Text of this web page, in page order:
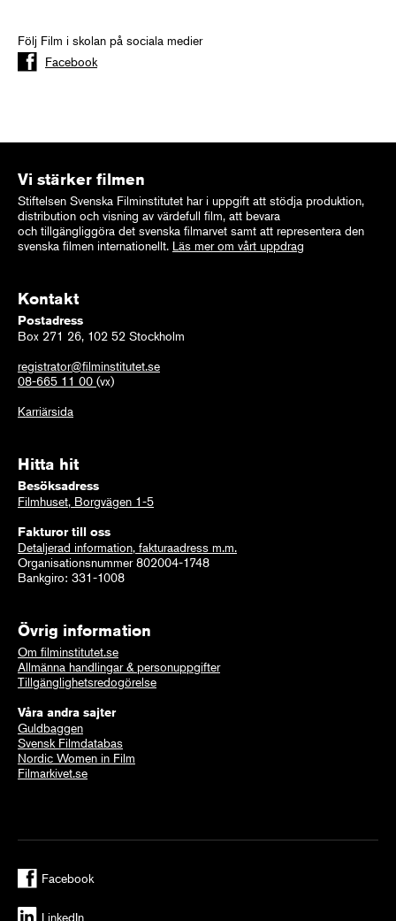
Följ Film i skolan på sociala medier
Facebook
Vi stärker filmen
Stiftelsen Svenska Filminstitutet har i uppgift att stödja produktion,
distribution och visning av värdefull film, att bevara
och tillgängliggöra det svenska filmarvet samt att representera den
svenska filmen internationellt. Läs mer om vårt uppdrag
Kontakt
Postadress
Box 271 26, 102 52 Stockholm
registrator@filminstitutet.se
08-665 11 00 (vx)
Karriärsida
Hitta hit
Besöksadress
Filmhuset, Borgvägen 1-5
Fakturor till oss
Detaljerad information, fakturaadress m.m.
Organisationsnummer 802004-1748
Bankgiro: 331-1008
Övrig information
Om filminstitutet.se
Allmänna handlingar & personuppgifter
Tillgänglighetsredogörelse
Våra andra sajter
Guldbaggen
Svensk Filmdatabas
Nordic Women in Film
Filmarkivet.se
Facebook
LinkedIn